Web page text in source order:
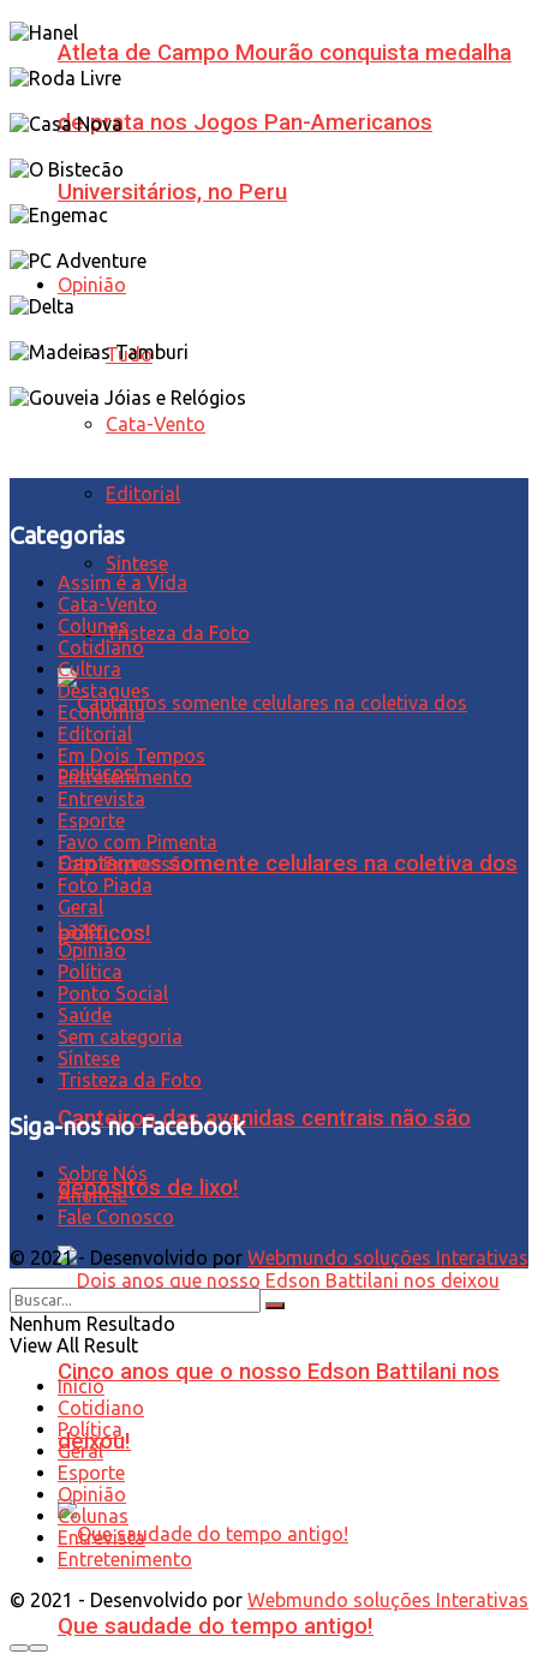
Atleta de Campo Mourão conquista medalha
de prata nos Jogos Pan-Americanos
Universitários, no Peru
Opinião
Tudo
Cata-Vento
Editorial
Síntese
Tristeza da Foto
Captamos somente celulares na coletiva dos
políticos!
Canteiros das avenidas centrais não são
depósitos de lixo!
Cinco anos que o nosso Edson Battilani nos
deixou!
Que saudade do tempo antigo!
Categorias
Assim é a Vida
Cata-Vento
Colunas
Cotidiano
Cultura
Destaques
Economia
Editorial
Em Dois Tempos
Entretenimento
Entrevista
Esporte
Favo com Pimenta
Foto Expressão…
Foto Piada
Geral
Lazer
Opinião
Política
Ponto Social
Saúde
Sem categoria
Síntese
Tristeza da Foto
Siga-nos no Facebook
Sobre Nós
Anuncie
Fale Conosco
© 2021 - Desenvolvido por Webmundo soluções Interativas
Nenhum Resultado
View All Result
Início
Cotidiano
Política
Geral
Esporte
Opinião
Colunas
Entrevista
Entretenimento
© 2021 - Desenvolvido por Webmundo soluções Interativas